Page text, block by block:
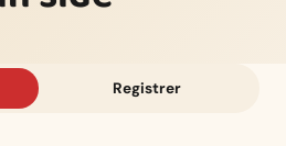
Registrer